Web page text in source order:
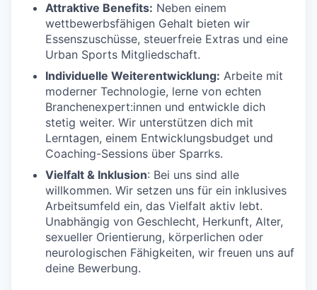
Attraktive Benefits: Neben einem
wettbewerbsfähigen Gehalt bieten wir
Essenszuschüsse, steuerfreie Extras und eine
Urban Sports Mitgliedschaft.
Individuelle Weiterentwicklung: Arbeite mit
moderner Technologie, lerne von echten
Branchenexpert:innen und entwickle dich
stetig weiter. Wir unterstützen dich mit
Lerntagen, einem Entwicklungsbudget und
Coaching-Sessions über Sparrks.
Vielfalt & Inklusion: Bei uns sind alle
willkommen. Wir setzen uns für ein inklusives
Arbeitsumfeld ein, das Vielfalt aktiv lebt.
Unabhängig von Geschlecht, Herkunft, Alter,
sexueller Orientierung, körperlichen oder
neurologischen Fähigkeiten, wir freuen uns auf
deine Bewerbung.